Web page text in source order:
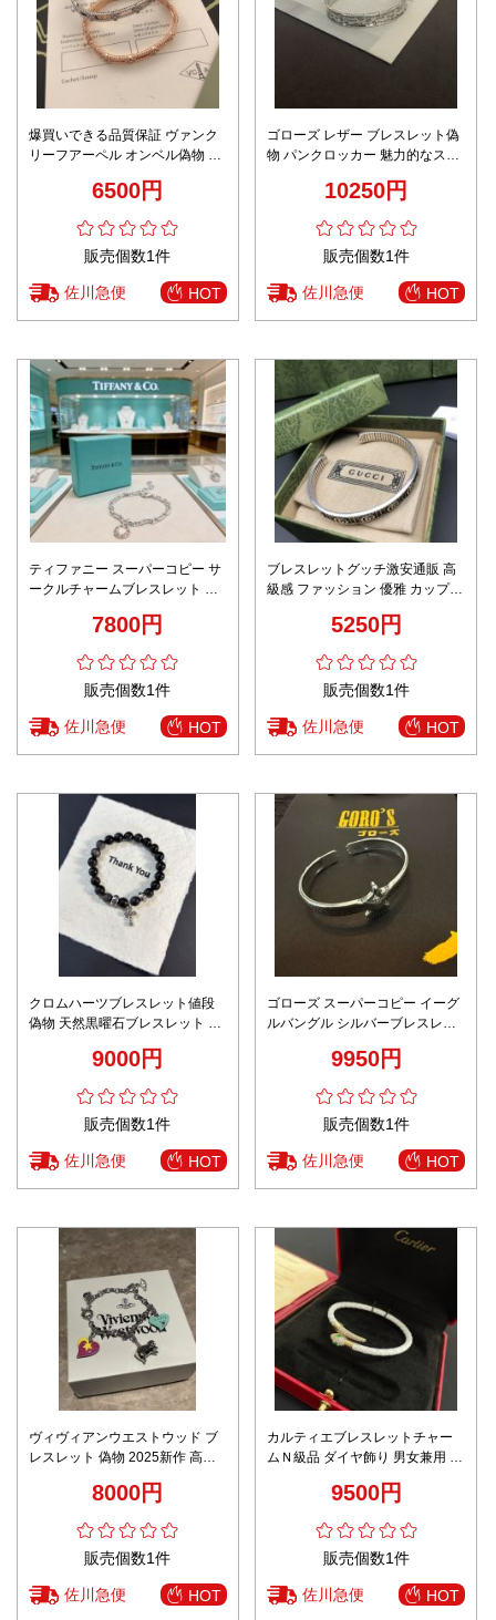
爆買いできる品質保証 ヴァンク
リーフアーペル オンベル偽物 優
6500円
販売個数1件
佐川急便 HOT
ゴローズ レザー ブレスレット偽
物 パンクロッカー 魅力的なスタ
リー シルバー10250円
販売個数1件
佐川急便 HOT
ティファニー スーパーコピー サ
ークルチャームブレスレット シ
7800円
販売個数1件
佐川急便 HOT
ブレスレットグッチ激安通販 高
級感 ファッション 優雅 カップル
5250円
販売個数1件
佐川急便 HOT
クロムハーツブレスレット値段
偽物 天然黒曜石ブレスレット 運
9000円
販売個数1件
佐川急便 HOT
ゴローズ スーパーコピー イーグ
ルバングル シルバーブレスレッ
9950円
販売個数1件
佐川急便 HOT
ヴィヴィアンウエストウッド ブ
レスレット 偽物 2025新作 高再
気チャーム 安心サイト限定
8000円
販売個数1件
佐川急便 HOT
カルティエブレスレットチャー
ムＮ級品 ダイヤ飾り 男女兼用 蛇
9500円
販売個数1件
佐川急便 HOT